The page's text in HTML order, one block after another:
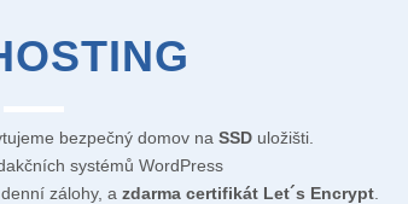
bezpečný domov na SSD uložišti.
systémů WordPress
zálohy, a zdarma certifikát Let´s Encrypt.